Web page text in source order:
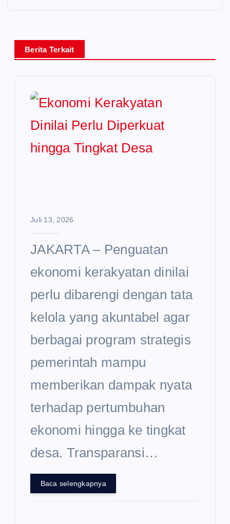
Berita Terkait
Juli 13, 2026
JAKARTA – Penguatan
ekonomi kerakyatan dinilai
perlu dibarengi dengan tata
kelola yang akuntabel agar
berbagai program strategis
pemerintah mampu
memberikan dampak nyata
terhadap pertumbuhan
ekonomi hingga ke tingkat
desa. Transparansi…
Baca selengkapnya